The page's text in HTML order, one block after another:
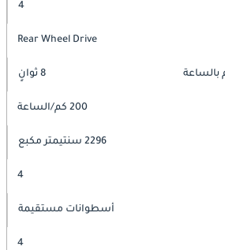
4
Rear Wheel Drive
8 ثوانٍ
200 كم/الساعة
2296 سنتيمتر مكبع
4
أسطوانات مستقيمة
4